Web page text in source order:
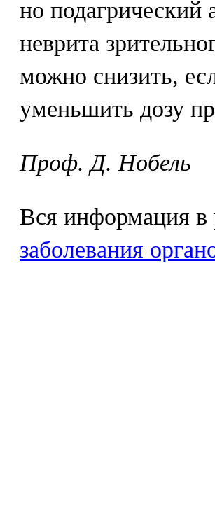
но подагрический
неврита
можно снизить,
уменьшить дозу
Проф. Д. Нобель
Вся информация в
заболевания